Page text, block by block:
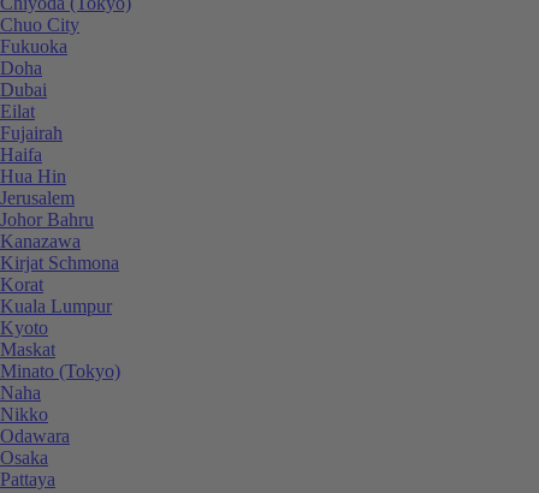
Chuo City
Fukuoka
Doha
Dubai
Eilat
Fujairah
Haifa
Hua Hin
Jerusalem
Johor Bahru
Kanazawa
Kirjat Schmona
Korat
Kuala Lumpur
Kyoto
Maskat
Minato (Tokyo)
Naha
Nikko
Odawara
Osaka
Pattaya